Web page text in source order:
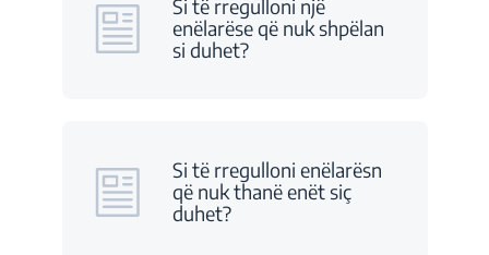
Si të rregulloni një
enëlarëse që nuk shpëlan
si duhet?
Si të rregulloni enëlarësn
që nuk thanë enët siç
duhet?